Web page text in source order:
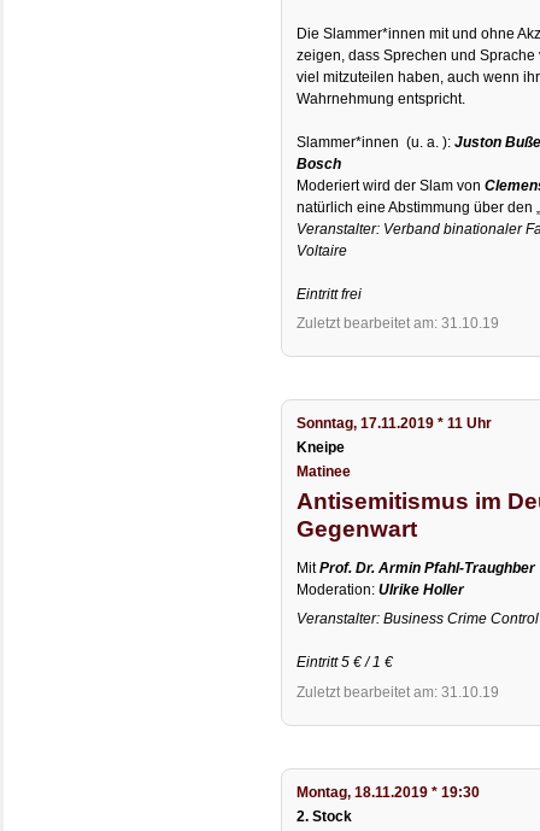
Die Slammer*innen mit und ohne
zeigen, dass Sprechen und
viel mitzuteilen haben, auch wenn
Wahrnehmung entspricht.
Slammer*innen (u. a. ):Juston
Bosch
Moderiert wird der Slam von
natürlich eine Abstimmung über den
Veranstalter: Verband binationaler
Voltaire
Eintritt frei
Zuletzt bearbeitet am: 31.10.19
Sonntag, 17.11.2019 * 11 Uhr
Kneipe
Matinee
Antisemitismus im
Gegenwart
MitProf. Dr. Armin Pfahl-Traughber
Moderation:Ulrike Holler
Veranstalter: Business Crime
Eintritt 5 € / 1 €
Zuletzt bearbeitet am: 31.10.19
Montag, 18.11.2019 * 19:30
2. Stock